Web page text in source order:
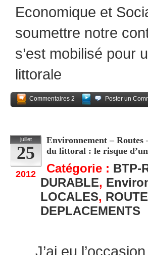
Economique et
soumettre notre
s’est mobilisé pour
littorale
Commentaires 2
Poster un
juillet
25
2012
Environnement – Routes
du littoral : le risque
Catégorie : BTP-
DURABLE,
LOCALES,
DEPLACEMENTS
J’ai eu